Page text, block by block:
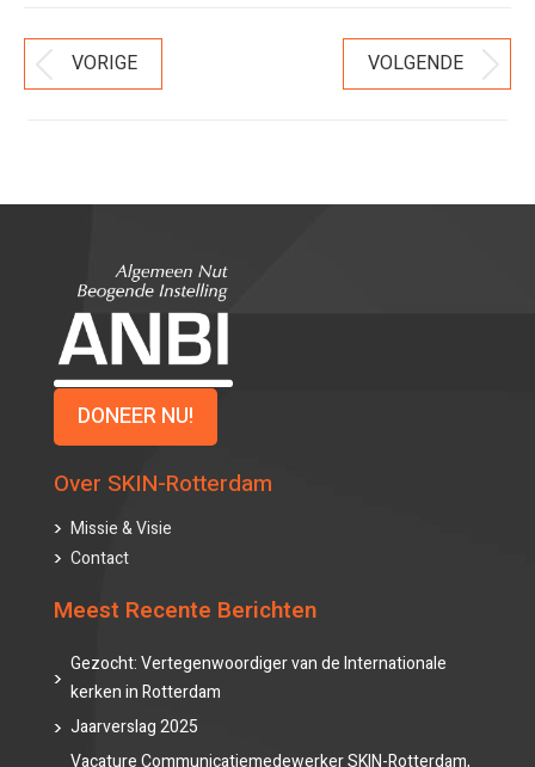
Bericht
Navigatie
VORIGE
bericht
VOLGENDE Volgend
bericht
DONEER NU!
Over SKIN-Rotterdam
Missie & Visie
Contact
Meest Recente Berichten
Gezocht: Vertegenwoordiger van de Internationale
kerken in Rotterdam
Jaarverslag 2025